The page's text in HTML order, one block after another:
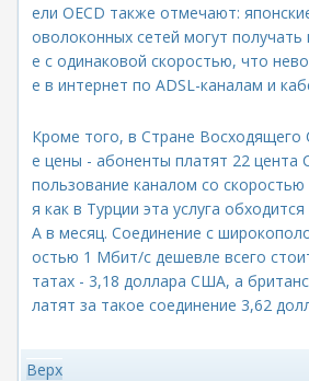
ели OECD также отмечают:
оволоконных сетей могут получать
е с одинаковой скоростью, что
е в интернет по ADSL-каналам и
Кроме того, в Стране Восходящего
е цены - абоненты платят 22
пользование каналом со
я как в Турции эта услуга
А в месяц. Соединение с
остью 1 Мбит/с дешевле всего
татах - 3,18 доллара США, а
латят за такое соединение 3,62
Верх